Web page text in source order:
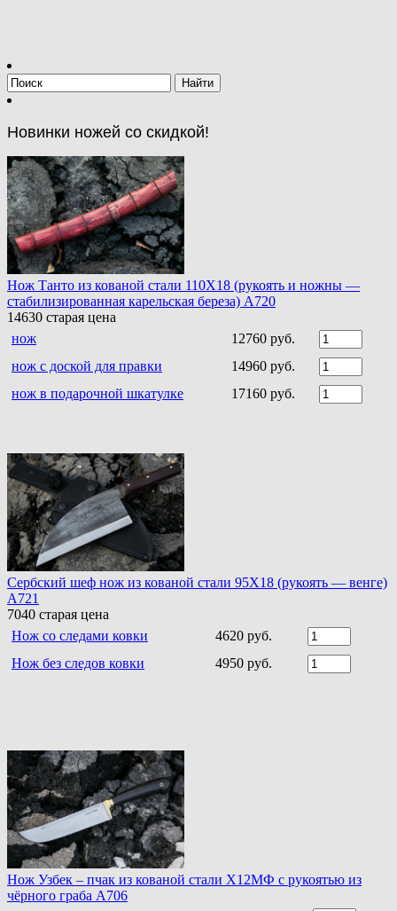
Новинки ножей со скидкой!
Нож Танто из кованой стали 110Х18 (рукоять и ножны —
стабилизированная карельская береза) A720
14630 старая цена
нож
12760 руб.
нож с доской для правки
14960 руб.
нож в подарочной шкатулке
17160 руб.
Сербский шеф нож из кованой стали 95Х18 (рукоять — венге)
A721
7040 старая цена
Нож со следами ковки
4620 руб.
Нож без следов ковки
4950 руб.
Нож Узбек – пчак из кованой стали Х12МФ с рукоятью из
чёрного граба A706